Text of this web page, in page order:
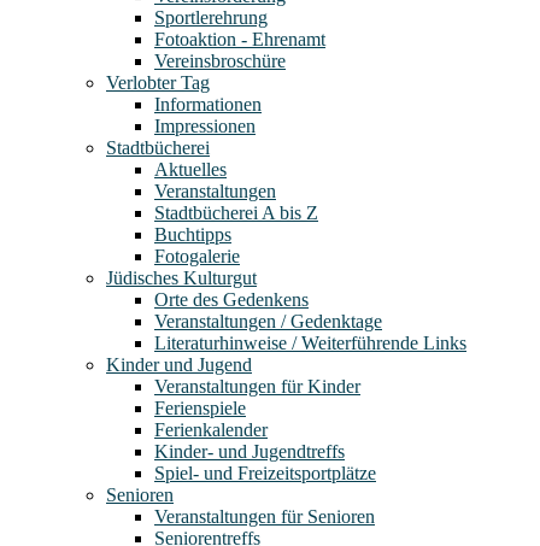
Sportlerehrung
Fotoaktion - Ehrenamt
Vereinsbroschüre
Verlobter Tag
Informationen
Impressionen
Stadtbücherei
Aktuelles
Veranstaltungen
Stadtbücherei A bis Z
Buchtipps
Fotogalerie
Jüdisches Kulturgut
Orte des Gedenkens
Veranstaltungen / Gedenktage
Literaturhinweise / Weiterführende Links
Kinder und Jugend
Veranstaltungen für Kinder
Ferienspiele
Ferienkalender
Kinder- und Jugendtreffs
Spiel- und Freizeitsportplätze
Senioren
Veranstaltungen für Senioren
Seniorentreffs